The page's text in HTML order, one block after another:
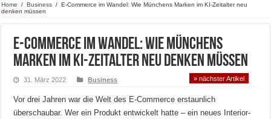
Home / Business / E-Commerce im Wandel: Wie Münchens Marken im KI-Zeitalter neu
denken müssen
E-Commerce im Wandel: Wie Münchens
Marken im KI-Zeitalter neu denken müssen
31. März 2022 Business » nächster Artikel
Vor drei Jahren war die Welt des E-Commerce erstaunlich
überschaubar. Wer ein Produkt entwickelt hatte – ein neues Interior-